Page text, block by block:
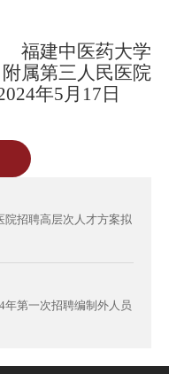
福建中医药大学
附属第三人民医院
年5月 17 日
院招聘高层次人才方案拟
年第一次招聘编制外人员